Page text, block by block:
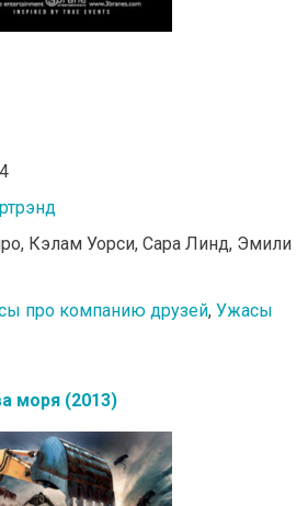
Кэлам Уорси, Сара Линд, Эмили
про компанию друзей, Ужасы
моря (2013)